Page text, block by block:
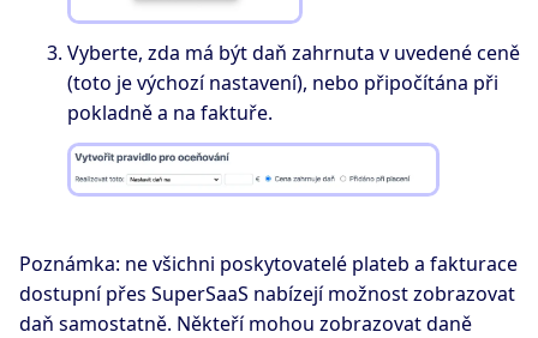
Vyberte, zda má být daň zahrnuta v uvedené ceně
(toto je výchozí nastavení), nebo připočítána při
pokladně a na faktuře.
Poznámka: ne všichni poskytovatelé plateb a fakturace
dostupní přes SuperSaaS nabízejí možnost zobrazovat
daň samostatně. Někteří mohou zobrazovat daně